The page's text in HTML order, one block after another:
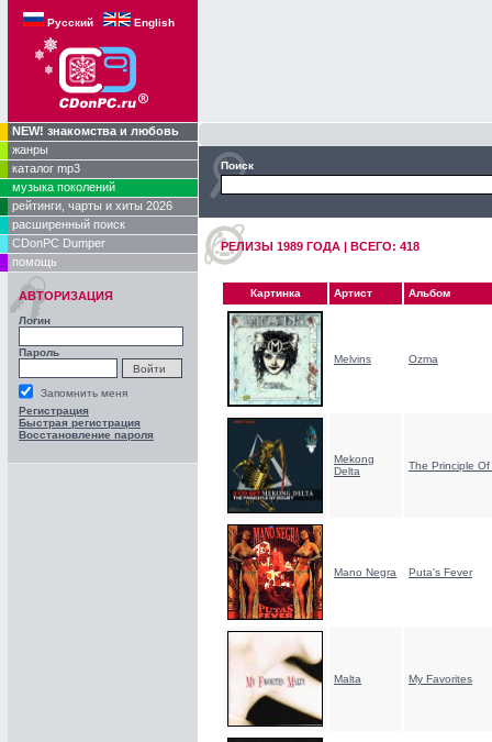
Русский English
NEW! знакомства и любовь
жанры
каталог mp3
музыка поколений
рейтинги, чарты и хиты 2026
расширенный поиск
CDonPC Dumper
помощь
АВТОРИЗАЦИЯ
Логин
Пароль
Запомнить меня
Регистрация
Быстрая регистрация
Восстановление пароля
Поиск
РЕЛИЗЫ 1989 ГОДA | ВСЕГО: 418
Картинка Артист Альбом
Melvins Ozma
Mekong
Delta
The Principle
Mano Negra Puta's Fever
Malta My Favorites